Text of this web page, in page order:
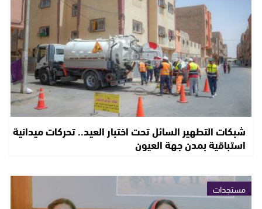
شبكات التطهير السائل تحت اختبار العيد.. تحركات ميدانية
استباقية بمدن جهة العيون
مستجدات